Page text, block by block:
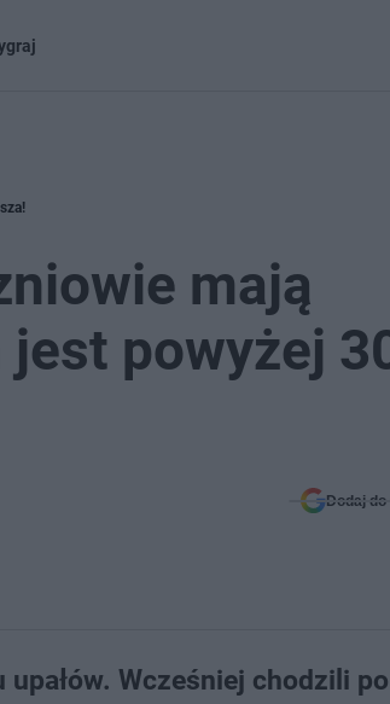
mają
powyżej
Dodaj do
Wcześniej chodzili po